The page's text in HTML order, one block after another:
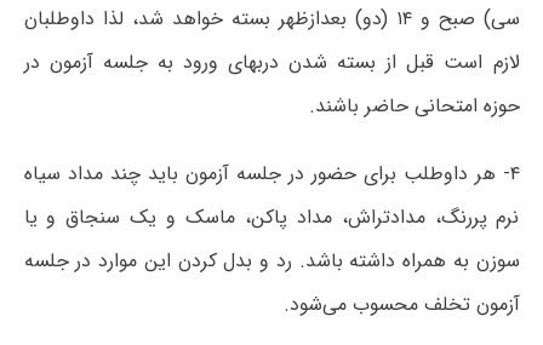
سی) صبح و ۱۴ (دو) بعدازظهر بسته خواهد شد، لذا داوطلبان
لازم است قبل از بسته شدن دربهای ورود به جلسه آزمون در
حوزه امتحانی حاضر باشند.
۴- هر داوطلب برای حضور در جلسه آزمون باید چند مداد سیاه
نرم پررنگ، مدادتراش، مداد پاکن، ماسک و یک سنجاق و یا
سوزن به همراه داشته باشد. رد و بدل کردن این موارد در جلسه
آزمون تخلف محسوب می‌شود.